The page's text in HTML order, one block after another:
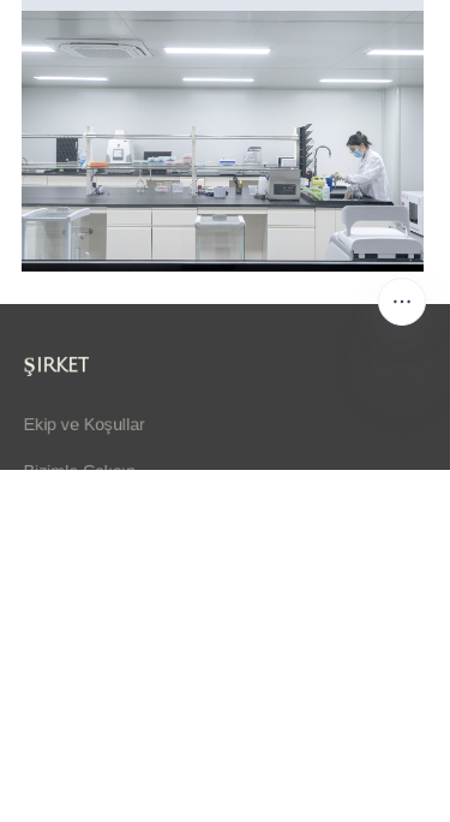
Şirket
Ekip ve Koşullar
Bizimle Çalışın
TR